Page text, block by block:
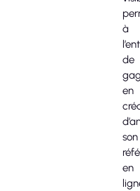
à
de
en
son
en